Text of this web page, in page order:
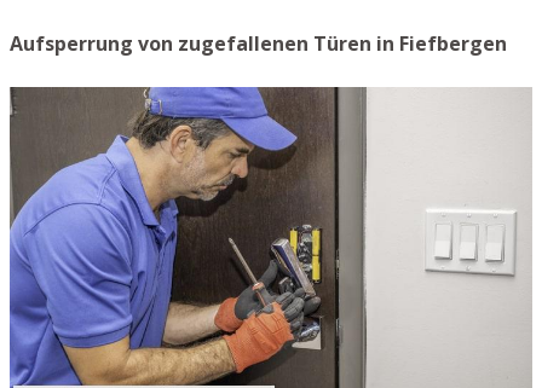
Aufsperrung von zugefallenen Türen in Fiefbergen